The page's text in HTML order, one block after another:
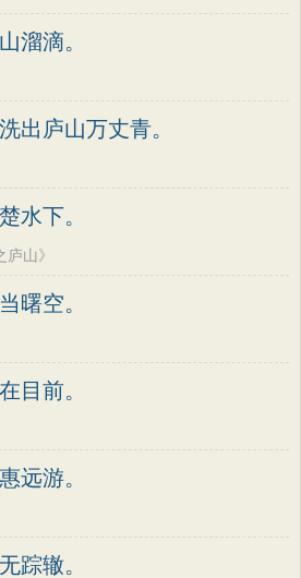
溜滴。
出庐山万丈青。
水下。
山》
曙空。
目前。
远游。
踪辙。